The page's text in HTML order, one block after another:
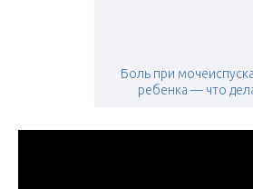
Боль при
ребенка — что